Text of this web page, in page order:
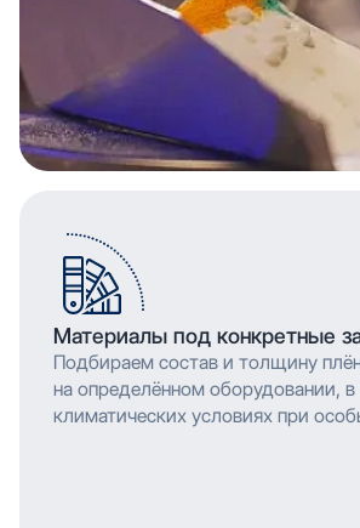
Материалы под конкретные
Подбираем состав и толщину
на определённом оборудовании, в
климатических условиях при